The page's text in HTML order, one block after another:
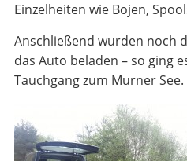
Einzelheiten wie Bojen,
Anschließend wurden noch
das Auto beladen – so ging
Tauchgang zum Murner See.